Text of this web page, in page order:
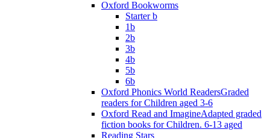
Oxford Bookworms
Starter b
1b
2b
3b
4b
5b
6b
Oxford Phonics World ReadersGraded
readers for Children aged 3-6
Oxford Read and ImagineAdapted graded
fiction books for Children. 6-13 aged
Reading Stars